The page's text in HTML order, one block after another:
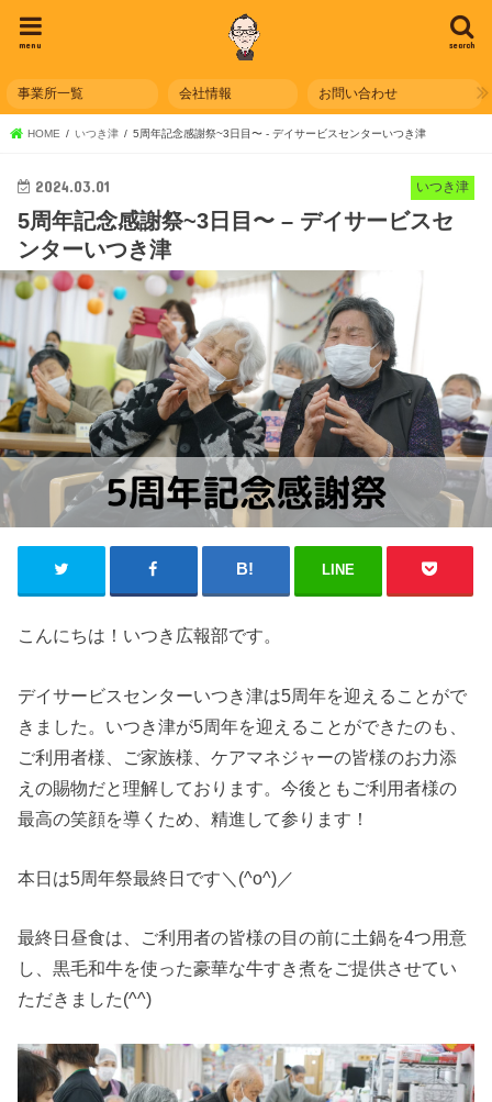
search
menu
事業所一覧 会社情報 お問い合わせ
HOME いつき津 5周年記念感謝祭~3日目〜 - デイサービスセンターいつき津
いつき津
2024.03.01
5周年記念感謝祭~3日目〜 – デイサービスセ
ンターいつき津
LINE
こんにちは！いつき広報部です。
デイサービスセンターいつき津は5周年を迎えることがで
きました。いつき津が5周年を迎えることができたのも、
ご利用者様、ご家族様、ケアマネジャーの皆様のお力添
えの賜物だと理解しております。今後ともご利用者様の
最高の笑顔を導くため、精進して参ります！
本日は5周年祭最終日です＼(^o^)／
最終日昼食は、ご利用者の皆様の目の前に土鍋を4つ用意
し、黒毛和牛を使った豪華な牛すき煮をご提供させてい
ただきました(^^)